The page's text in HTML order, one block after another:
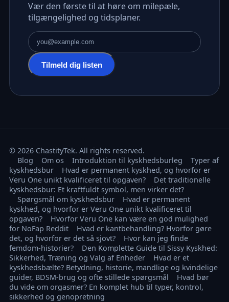
Vær den første til at høre om milepæle,
tilgængelighed og tidsplaner.
E-mailadresse
Tilmeld dig listen
© 2026 ChastityTek. All rights reserved.
Blog
Om os Introduktion til kyskhedsburleg
Typer af
kyskhedsbur
Hvad er permanent kyskhed, og hvorfor er
Veru One unikt kvalificeret til opgaven?
Det traditionelle
kyskhedsbur: Et kraftfuldt symbol, men virker det?
Spørgsmål om kyskhedsbur
Hvad er permanent
kyskhed, og hvorfor er Veru One unikt kvalificeret til
opgaven?
Hvorfor Veru One kan være en god mulighed
for NoFap Reddit
Hvad er kantbehandling? Hvorfor gøre
det, og hvorfor er det så sjovt?
Hvor kan jeg finde
femdom-historier?
Den Komplette Guide til Sissy Kyskhed:
Sikkerhed, Træning og Valg af Enheder
Hvad er et
kyskhedsbælte? Betydning, historie, mandlige og kvindelige
guider, BDSM-brug og ofte stillede spørgsmål
Hvad bør
du vide om orgasmer? En komplet hub til typer, kontrol,
sikkerhed og genopretning